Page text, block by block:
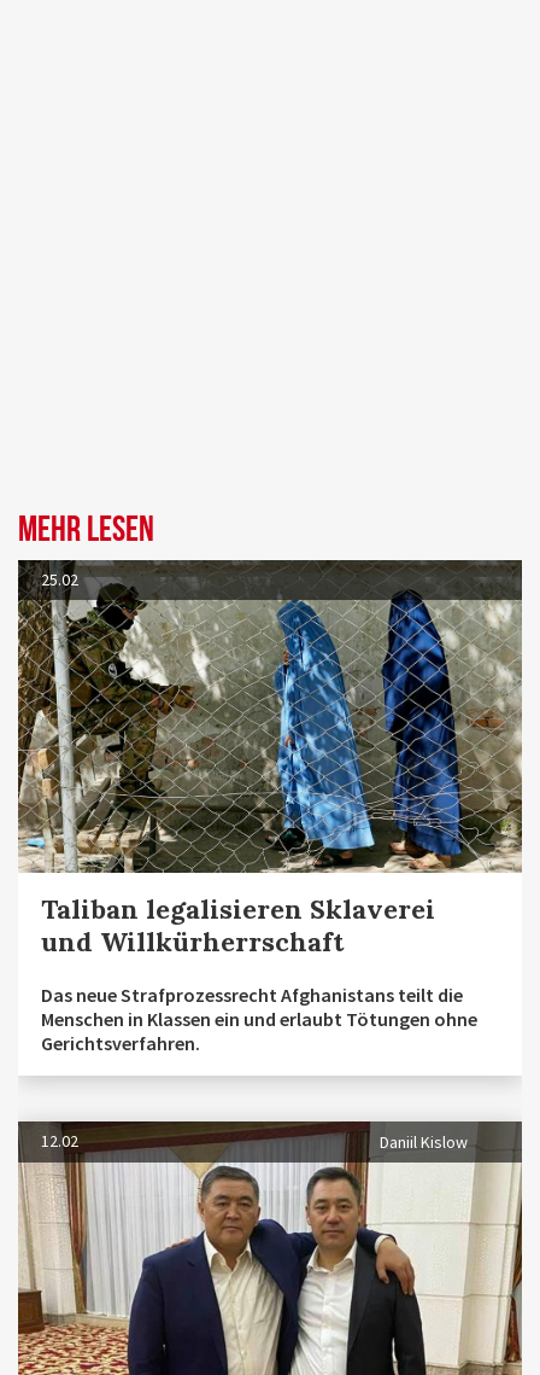
Mehr lesen
25.02
Taliban legalisieren Sklaverei
und Willkürherrschaft
Das neue Strafprozessrecht Afghanistans teilt die
Menschen in Klassen ein und erlaubt Tötungen ohne
Gerichtsverfahren.
12.02 Daniil Kislow